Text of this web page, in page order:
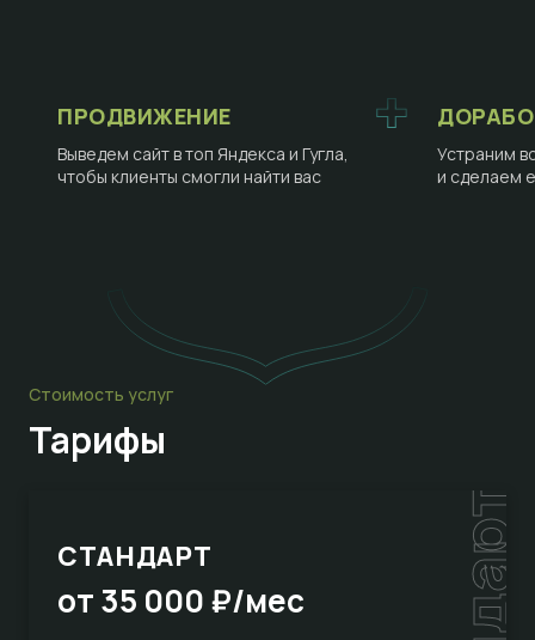
ПРОДВИЖЕНИЕ
Выведем сайт в топ Яндекса и Гугла,
чтобы клиенты смогли найти вас
Устраним
и сделаем
Стоимость услуг
Тарифы
СТАНДАРТ
от 35 000 ₽/мес